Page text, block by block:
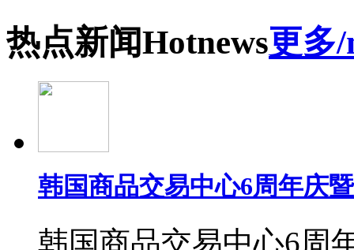
热点新闻Hotnews更多
韩国商品交易中心6周年庆
韩国商品交易中心6周